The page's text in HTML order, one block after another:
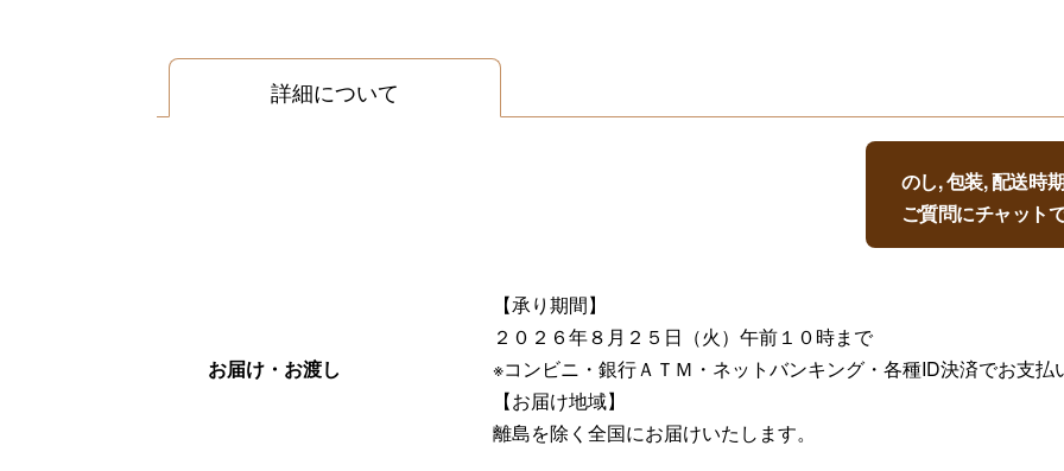
詳細について
のし, 包装, 配送時
ご質問にチャット
お届け・お渡し
【承り期間】
２０２６年８月２５日（火）午前１０時まで
※コンビニ・銀行ＡＴＭ・ネットバンキング・各種ID決済でお支
【お届け地域】
離島を除く全国にお届けいたします。